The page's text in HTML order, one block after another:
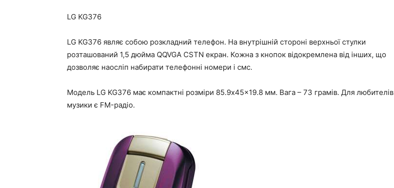
LG KG376
LG KG376 являє собою розкладний телефон. На внутрішній стороні верхньої стулки
розташований 1,5 дюйма QQVGA CSTN екран. Кожна з кнопок відокремлена від інших, що
дозволяє наосліп набирати телефонні номери і смс.
Модель LG KG376 має компактні розміри 85.9x45x19.8 мм. Вага – 73 грамів. Для любителів
музики є FM-радіо.